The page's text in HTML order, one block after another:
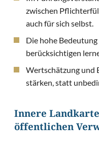
zwischen
auch für sich selbst.
Die hohe
berücksichtigen
Wertschätzung und
stärken, statt
Innere
öffentlichen